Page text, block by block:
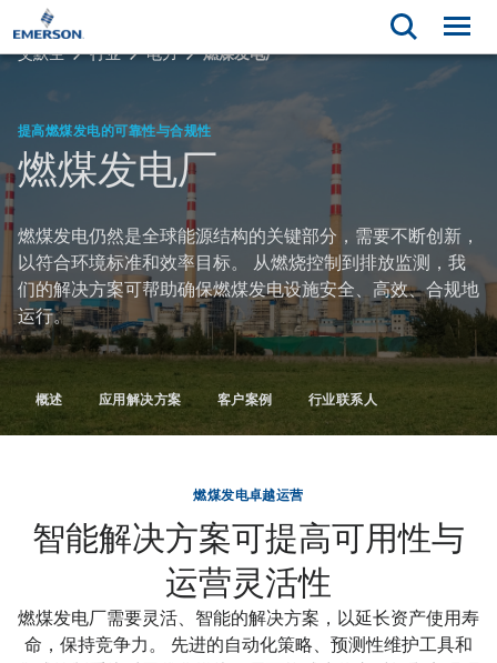
艾默生 行业 电力 燃煤发电厂
提高燃煤发电的可靠性与合规性
燃煤发电厂
燃煤发电仍然是全球能源结构的关键部分，需要不断创新，
以符合环境标准和效率目标。 从燃烧控制到排放监测，我
们的解决方案可帮助确保燃煤发电设施安全、高效、合规地
运行。
概述 应用解决方案 客户案例 行业联系人
燃煤发电卓越运营
智能解决方案可提高可用性与
运营灵活性
燃煤发电厂需要灵活、智能的解决方案，以延长资产使用寿
命，保持竞争力。 先进的自动化策略、预测性维护工具和